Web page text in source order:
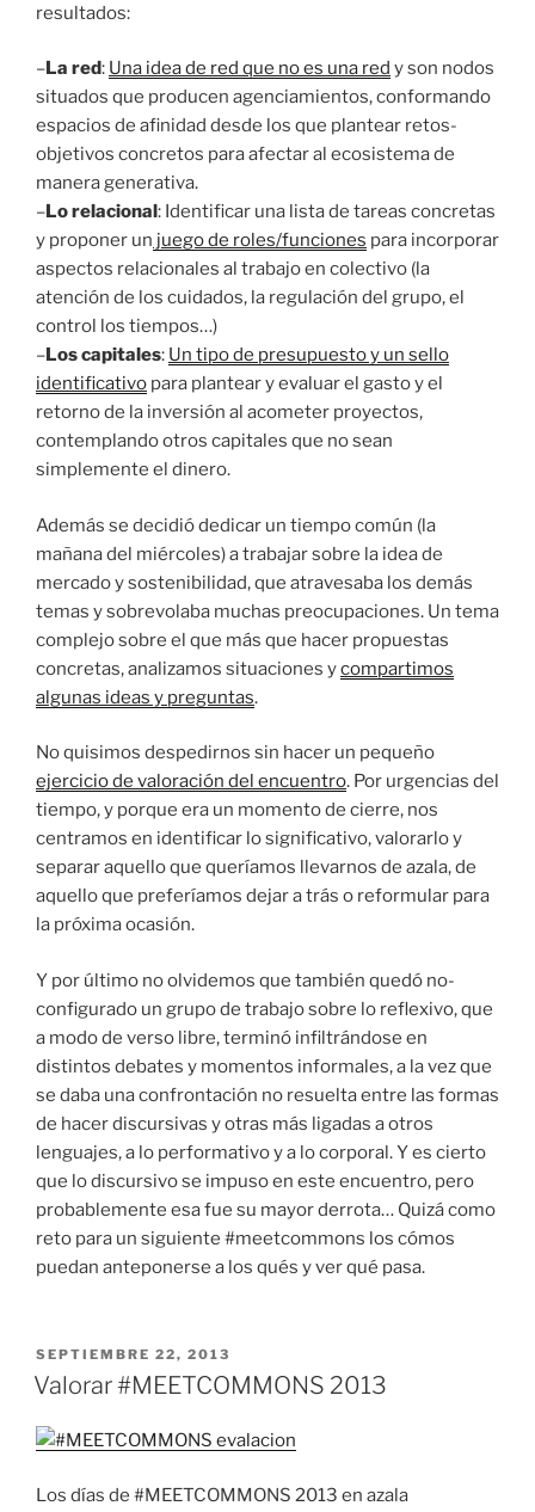
resultados:
–La red: Una idea de red que no es una red y son nodos
situados que producen agenciamientos, conformando
espacios de afinidad desde los que plantear retos-
objetivos concretos para afectar al ecosistema de
manera generativa.
–Lo relacional: Identificar una lista de tareas concretas
y proponer un juego de roles/funciones para incorporar
aspectos relacionales al trabajo en colectivo (la
atención de los cuidados, la regulación del grupo, el
control los tiempos…)
–Los capitales: Un tipo de presupuesto y un sello
identificativo para plantear y evaluar el gasto y el
retorno de la inversión al acometer proyectos,
contemplando otros capitales que no sean
simplemente el dinero.
Además se decidió dedicar un tiempo común (la
mañana del miércoles) a trabajar sobre la idea de
mercado y sostenibilidad, que atravesaba los demás
temas y sobrevolaba muchas preocupaciones. Un tema
complejo sobre el que más que hacer propuestas
concretas, analizamos situaciones ycompartimos
algunas ideas y preguntas.
No quisimos despedirnos sin hacer un pequeño
ejercicio de valoración del encuentro. Por urgencias del
tiempo, y porque era un momento de cierre, nos
centramos en identificar lo significativo, valorarlo y
separar aquello que queríamos llevarnos de azala, de
aquello que preferíamos dejar a trás o reformular para
la próxima ocasión.
Y por último no olvidemos que también quedó no-
configurado un grupo de trabajo sobre lo reflexivo, que
a modo de verso libre, terminó infiltrándose en
distintos debates y momentos informales, a la vez que
se daba una confrontación no resuelta entre las formas
de hacer discursivas y otras más ligadas a otros
lenguajes, a lo performativo y a lo corporal. Y es cierto
que lo discursivo se impuso en este encuentro, pero
probablemente esa fue su mayor derrota… Quizá como
reto para un siguiente #meetcommons los cómos
puedan anteponerse a los qués y ver qué pasa.
PUBLICADO
EL
SEPTIEMBRE 22, 2013
Valorar #MEETCOMMONS 2013
Los días de #MEETCOMMONS 2013 en azala